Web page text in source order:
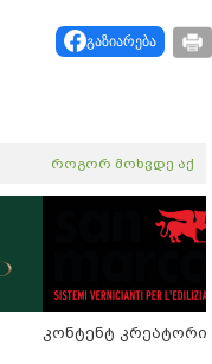
გაზიარება
როგორ მოხვდე აქ
კონტენტ კრეატორი